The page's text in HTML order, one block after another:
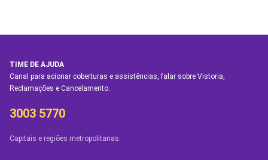
TIME DE AJUDA
Canal para acionar coberturas e assistências, falar sobre Vistoria,
Reclamações e Cancelamento.
3003 5770
Capitais e regiões metropolitanas.